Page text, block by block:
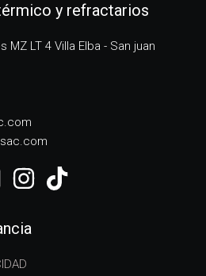
y refractarios
MZ LT 4 Villa Elba - San juan